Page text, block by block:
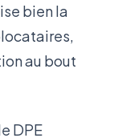
bien la
au bout
DPE